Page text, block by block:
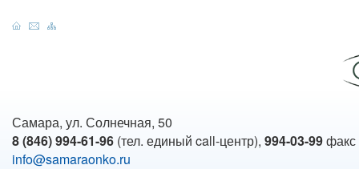
Самара, ул. Солнечная, 50
8 (846) 994-61-96 (тел. единый call-центр), 994-03-99факс
info@samaraonko.ru